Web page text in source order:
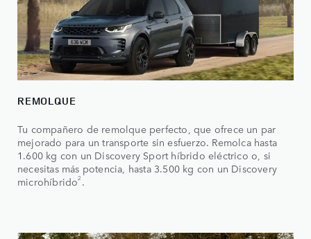
REMOLQUE
Tu compañero de remolque perfecto, que ofrece un par
mejorado para un transporte sin esfuerzo. Remolca hasta
1.600 kg con un Discovery Sport híbrido eléctrico o, si
necesitas más potencia, hasta 3.500 kg con un Discovery
microhíbrido2 .